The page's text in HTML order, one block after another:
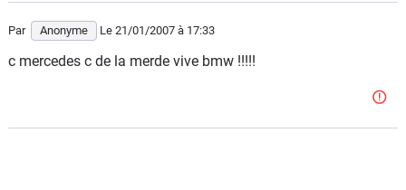
Par Anonyme Le 21/01/2007 à 17:33
c mercedes c de la merde vive bmw !!!!!